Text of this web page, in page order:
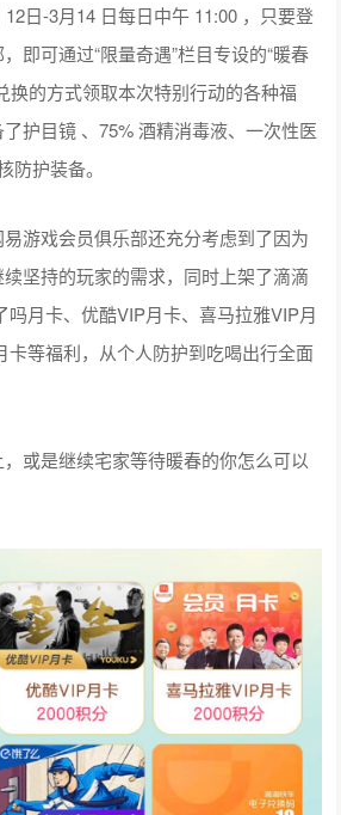
日-3月14 日每日中午 11:00 ，只要登
即可通过“限量奇遇”栏目专设的“暖春
换的方式领取本次特别行动的各种福
护目镜 、75% 酒精消毒液、一次性医
防护装备。
游戏会员俱乐部还充分考虑到了因为
坚持的玩家的需求，同时上架了滴滴
吗月卡、优酷VIP月卡、喜马拉雅VIP月
卡等福利，从个人防护到吃喝出行全面
或是继续宅家等待暖春的你怎么可以